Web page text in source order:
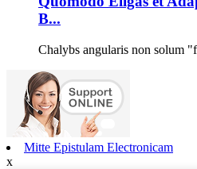
B...
Chalybs angularis non solum
Mitte Epistulam Electronicam
x